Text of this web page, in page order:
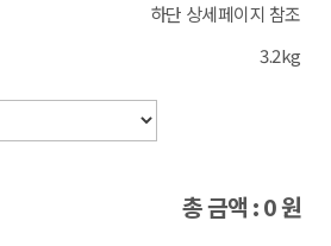
하단 상세페이지 참조
3.2kg
총 금액 :0원